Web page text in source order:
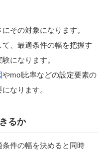
その対象になります。
、最適条件の幅を把握す
になります。
やmol比率などの設定要素の
なります。
るか
件の幅を決めると同時